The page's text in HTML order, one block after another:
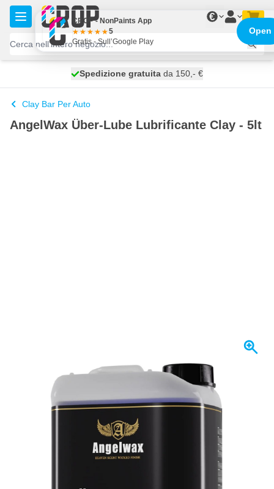
Salta al contenuto
€
spedito oggi
Spedizione gratuita da 150,- €
100 giorni
Clay Bar Per Auto
AngelWax Über-Lube Lubrificante Clay - 5lt
Disponibile a breve
47€
Tienimi aggiornato
CROP - NonPaints App
5
Gratis - Sull’Google Play
Open